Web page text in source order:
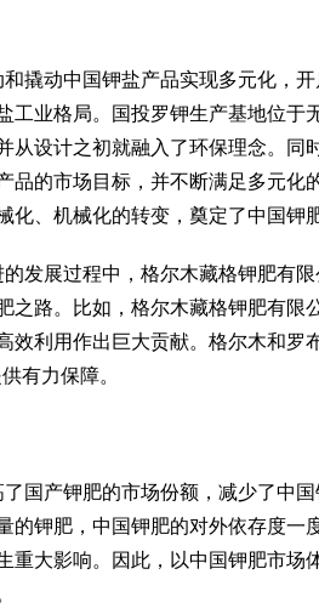
撬动中国钾盐产品实现多元化，
工业格局。国投罗钾生产基地位
从设计之初就融入了环保理念。
品的市场目标，并不断满足多元化
、机械化的转变，奠定了中国钾
发展过程中，格尔木藏格钾肥有
之路。比如，格尔木藏格钾肥有
效利用作出巨大贡献。格尔木和罗
有力保障。
国产钾肥的市场份额，减少了中国
的钾肥，中国钾肥的对外依存度一
大影响。 因此，以中国钾肥市场